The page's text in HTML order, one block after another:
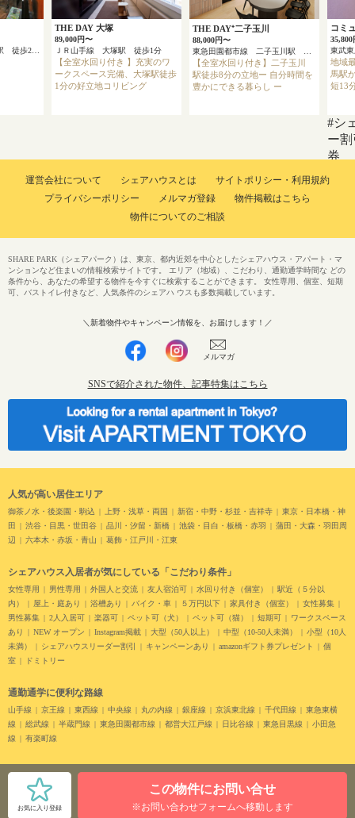
お気に入り登録
この物件にお問い合せ
※お問い合わせフォームへ移動します
THE DAY 大塚
89,000円〜
ＪＲ山手線 大塚駅 徒歩1分
【全室水回り付き 】充実のワ
ークスペース完備、大塚駅徒歩
1分の好立地コリビング
THE DAY⁺二子玉川
88,000円〜
【全室水回り付き】二子玉川
駅徒歩8分の立地ー 自分時間を
豊かにできる暮らし ー
コミ
35,800
地域
馬駅
短13
#シ
ー
券
運営会社について シェアハウスとは
サイトポリシー・利用規約
プライバシーポリシー
メルマガ登録
物件掲載はこちら
物件についてのご相談
人気が高い居住エリア
御茶ノ水・後楽園・駒込 上野・浅草・両国 新宿・中野・杉並・吉祥寺
東京・日本橋・神
田
渋谷・目黒・世田谷 品川・汐留・新橋 池袋・目白・板橋・赤羽
蒲田・大森・羽田周
辺
六本木・赤坂・青山 葛飾・江戸川・江東
シェアハウス入居者が気にしている「こだわり条件」
女性専用 男性専用 外国人と交流 友人宿泊可 水回り付き（個室）
駅近（５分以
内）
屋上・庭あり 浴槽あり バイク・車 ５万円以下 家具付き（個室）
女性募集
男性募集
2人入居可 楽器可 ペット可（犬） ペット可（猫） 短期可
ワークスペース
あり
NEW オープン Instagram掲載 大型（50人以上） 中型（10-50人未満）
小型（10人
未満）
シェアハウスリーダー割引 キャンペーンあり amazonギフト券プレゼント
個
室
ドミトリー
通勤通学に便利な路線
山手線 京王線 東西線 中央線 丸の内線 銀座線 京浜東北線 千代田線
東急東横
線
総武線 半蔵門線 東急田園都市線 都営大江戸線 日比谷線 東急目黒線
小田急
線
有楽町線
SHARE PARK（シェアパーク）は、東京、都内近郊を中心としたシェアハウス・アパート・マ
ンションなど住まいの情報検索サイトです。 エリア（地域）、こだわり、通勤通学時間な どの
条件から、あなたの希望する物件を今すぐに検索することができます。 女性専用、個室、短期
可、バストイレ付きなど、人気条件のシェアハ ウスも多数掲載しています。
＼新着物件やキャンペーン情報を、お届けします！／
メルマガ
SNSで紹介された物件、記事特集はこちら
© SHARE PARK